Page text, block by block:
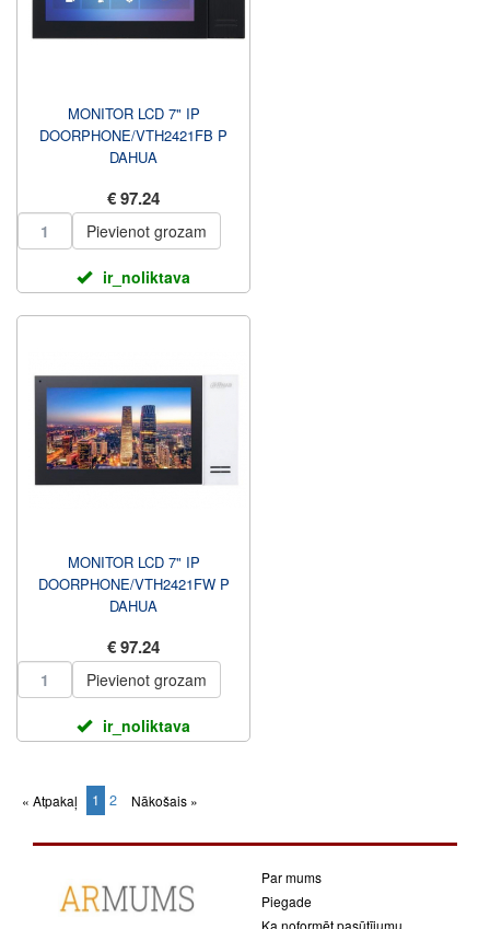
MONITOR LCD 7" IP
DOORPHONE/VTH2421FB P
DAHUA
€ 97.24
Pievienot grozam
ir_noliktava
MONITOR LCD 7" IP
DOORPHONE/VTH2421FW P
DAHUA
€ 97.24
Pievienot grozam
ir_noliktava
« Atpakaļ 1 (current)
2 Nākošais »
Par mums
Piegade
Ka noformēt pasūtījumu